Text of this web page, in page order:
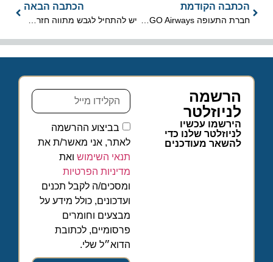
הכתבה הקודמת
חברת התעופה EGO Airways תתחיל לפעול בחודש מרץ 2021
הכתבה הבאה
יש להתחיל לגבש מתווה חזרה לפעילות של כלל בתי המלון במדינה
הרשמה
לניוזלטר
הירשמו עכשיו
לניוזלטר שלנו כדי
להשאר מעודכנים
בביצוע ההרשמה
לאתר, אני מאשר/ת את
תנאי השימושואת
מדיניות הפרטיות
ומסכים/ה לקבל תכנים
ועדכונים, כולל מידע על
מבצעים וחומרים
פרסומיים, לכתובת
הדוא״ל שלי.